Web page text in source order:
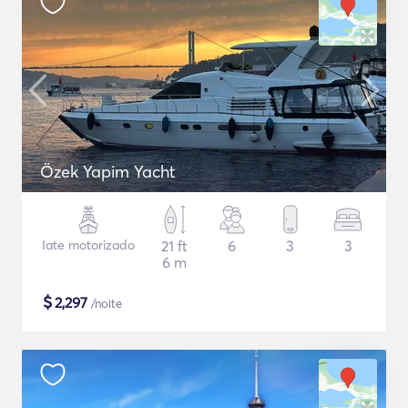
Özek Yapim Yacht
Iate motorizado
21 ft
6 m
6 3 3
$2,297 /noite